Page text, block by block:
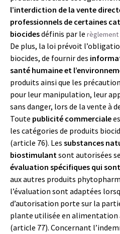
l’interdiction de la vente
professionnels de certaines
biocidesdéfinis par le règlement
De plus, la loi prévoit
biocides, de fournir des
santé humaine et
produits ainsi que les
pour leur manipulation, leur
sans danger, lors de la vente à
Toute publicité commerciale
les catégories de produits
(article 76). Les substances
biostimulantsont autorisées
évaluation spécifiques qui
aux autres produits
l’évaluation sont adaptées
d’autorisation porte sur la
plante utilisée en alimentation
(article 77). Concernant